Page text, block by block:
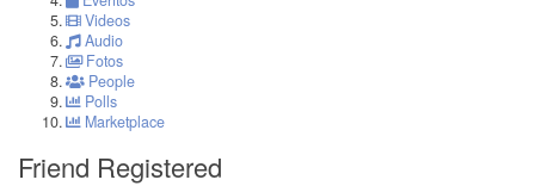
Videos
Audio
Fotos
People
Polls
Marketplace
Friend Registered